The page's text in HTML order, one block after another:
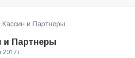
Кассин и Партнеры
и Партнеры
г.